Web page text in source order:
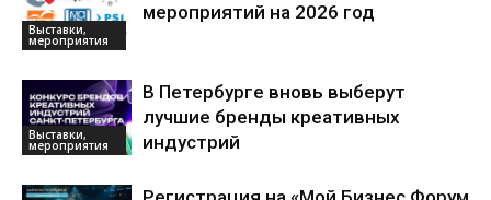
Выставки,
мероприятия
мероприятий на 2026 год
Выставки,
мероприятия
В Петербурге вновь выберут
лучшие бренды креативных
индустрий